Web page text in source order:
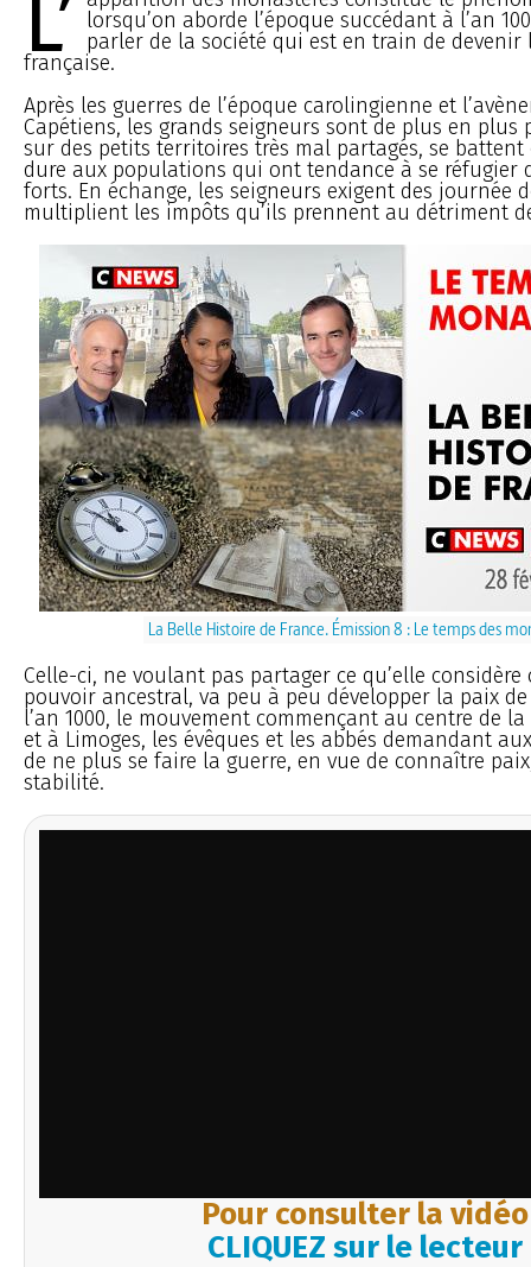
L’
lorsqu’on aborde l’époque succédant à l’an
parler de la société qui est en train de devenir
française.
Après les guerres de l’époque carolingienne et
Capétiens, les grands seigneurs sont de plus en plus
sur des petits territoires très mal partagés, se
dure aux populations qui ont tendance à se réfugier
forts. En échange, les seigneurs exigent des journée
multiplient les impôts qu’ils prennent au détriment
La Belle Histoire de France. Émission 8 : Le temps des
Celle-ci, ne voulant pas partager ce qu’elle considère
pouvoir ancestral, va peu à peu développer la paix
l’an 1000, le mouvement commençant au centre de
et à Limoges, les évêques et les abbés demandant
de ne plus se faire la guerre, en vue de connaître
stabilité.
Pour consulter la vidéo
CLIQUEZ sur le lecteur